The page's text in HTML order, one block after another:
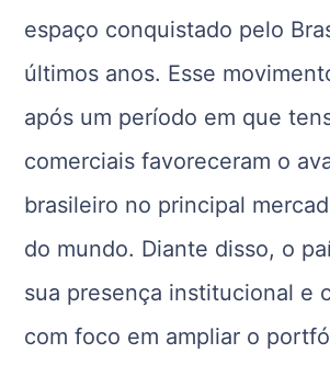
espaço conquistado pelo
últimos anos. Esse
após um período em que
comerciais favoreceram o
brasileiro no principal
do mundo. Diante disso, o
sua presença institucional e
com foco em ampliar o